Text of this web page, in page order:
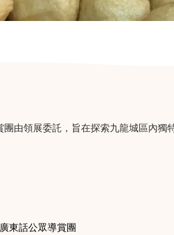
由領展委託，旨在探索九龍城區內獨
東話公眾導賞團